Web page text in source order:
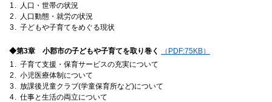
人口・世帯の状況
人口動態・就労の状況
子どもや子育てをめぐる現状
◆第3章 小郡市の子どもや子育てを取り巻く （ PDF:75KB）
子育て支援・保育サービスの充実について
小児医療体制について
放課後児童クラブ(学童保育所など)について
仕事と生活の両立について